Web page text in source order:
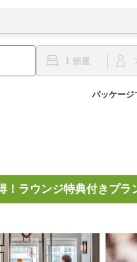
1
パッケージ
！ラウンジ特典付きプラ